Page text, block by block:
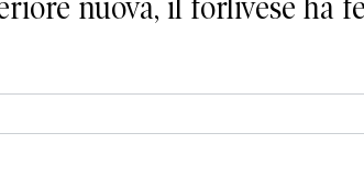
nuova, il forlivese ha